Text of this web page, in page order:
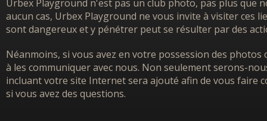
Urbex Playground n'est pas un club photo, pas plus que
aucun cas, Urbex Playground ne vous invite à visiter ces
sont dangereux et y pénétrer peut se résulter par des
Néanmoins, si vous avez en votre possession des
à les communiquer avec nous. Non seulement serons-
incluant votre site Internet sera ajouté afin de vous faire
si vous avez des questions.